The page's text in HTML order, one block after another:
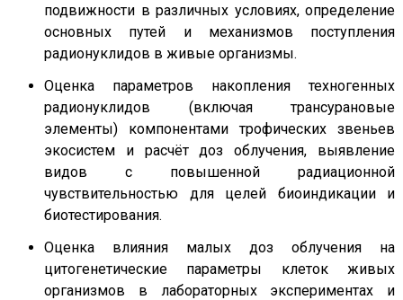
подвижности в различных условиях, определение
основных путей и механизмов поступления
радионуклидов в живые организмы.
Оценка параметров накопления техногенных
радионуклидов (включая трансурановые
элементы) компонентами трофических звеньев
экосистем и расчёт доз облучения, выявление
видов с повышенной радиационной
чувствительностью для целей биоиндикации и
биотестирования.
Оценка влияния малых доз облучения на
цитогенетические параметры клеток живых
организмов в лабораторных экспериментах и